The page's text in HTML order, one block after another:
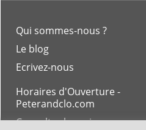
Qui sommes-nous ?
Le blog
Ecrivez-nous
Horaires d'Ouverture -
Peterandclo.com
Consultez les avis